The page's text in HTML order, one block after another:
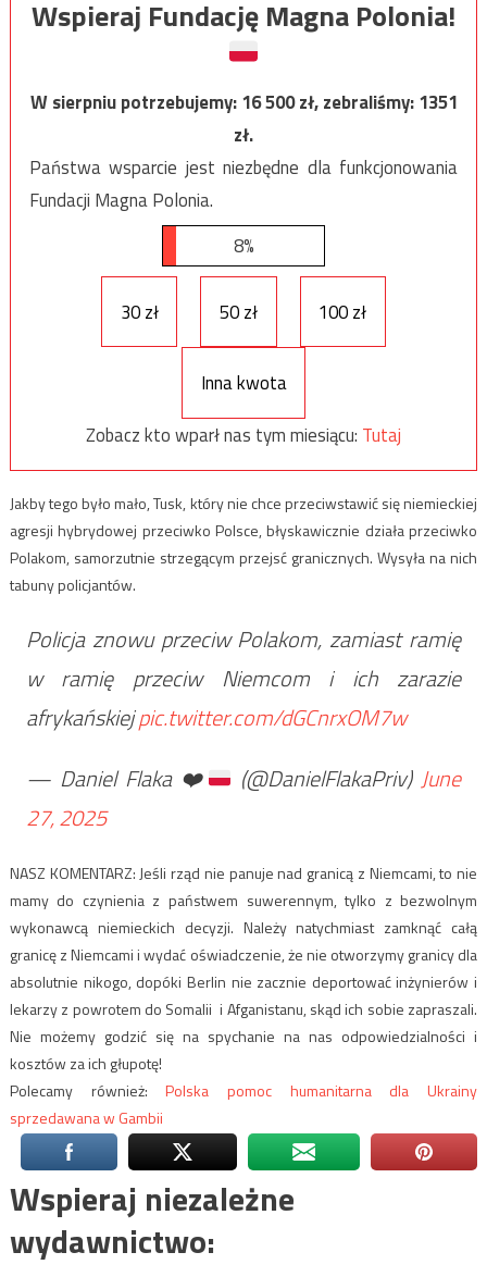
Wspieraj Fundację Magna Polonia!
W sierpniu potrzebujemy:16 500zł, zebraliśmy:1351
zł.
Państwa wsparcie jest niezbędne dla funkcjonowania
Fundacji Magna Polonia.
8%
30 zł 50 zł 100 zł
Inna kwota
Zobacz kto wparł nas tym miesiącu: Tutaj
Jakby tego było mało, Tusk, który nie chce przeciwstawić się niemieckiej
agresji hybrydowej przeciwko Polsce, błyskawicznie działa przeciwko
Polakom, samorzutnie strzegącym przejsć granicznych. Wysyła na nich
tabuny policjantów.
Policja znowu przeciw Polakom, zamiast ramię
w ramię przeciw Niemcom i ich zarazie
afrykańskiejpic.twitter.com/dGCnrxOM7w
— Daniel Flaka ❤️ (@DanielFlakaPriv)June
27, 2025
NASZ KOMENTARZ: Jeśli rząd nie panuje nad granicą z Niemcami, to nie
mamy do czynienia z państwem suwerennym, tylko z bezwolnym
wykonawcą niemieckich decyzji. Należy natychmiast zamknąć całą
granicę z Niemcami i wydać oświadczenie, że nie otworzymy granicy dla
absolutnie nikogo, dopóki Berlin nie zacznie deportować inżynierów i
lekarzy z powrotem do Somalii i Afganistanu, skąd ich sobie zapraszali.
Nie możemy godzić się na spychanie na nas odpowiedzialności i
kosztów za ich głupotę!
Polecamy również:Polska pomoc humanitarna dla Ukrainy
sprzedawana w Gambii
Wspieraj niezależne
wydawnictwo: